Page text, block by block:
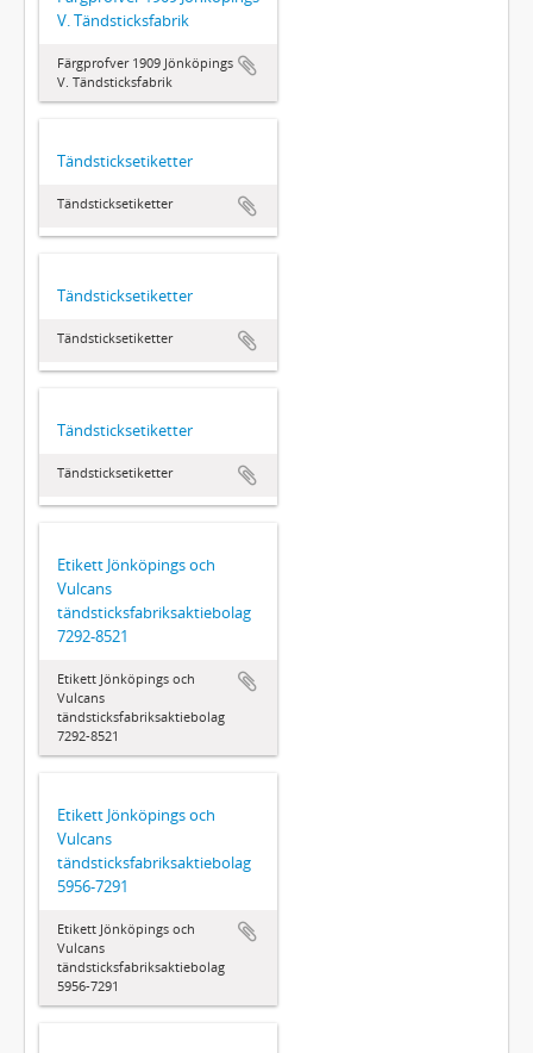
V. Tändsticksfabrik
Färgprofver 1909 Jönköpings
V. Tändsticksfabrik
Tändsticksetiketter
Tändsticksetiketter
Tändsticksetiketter
Tändsticksetiketter
Tändsticksetiketter
Tändsticksetiketter
Etikett Jönköpings och
Vulcans
tändsticksfabriksaktiebolag
7292-8521
Etikett Jönköpings och
Vulcans
tändsticksfabriksaktiebolag
7292-8521
Etikett Jönköpings och
Vulcans
tändsticksfabriksaktiebolag
5956-7291
Etikett Jönköpings och
Vulcans
tändsticksfabriksaktiebolag
5956-7291